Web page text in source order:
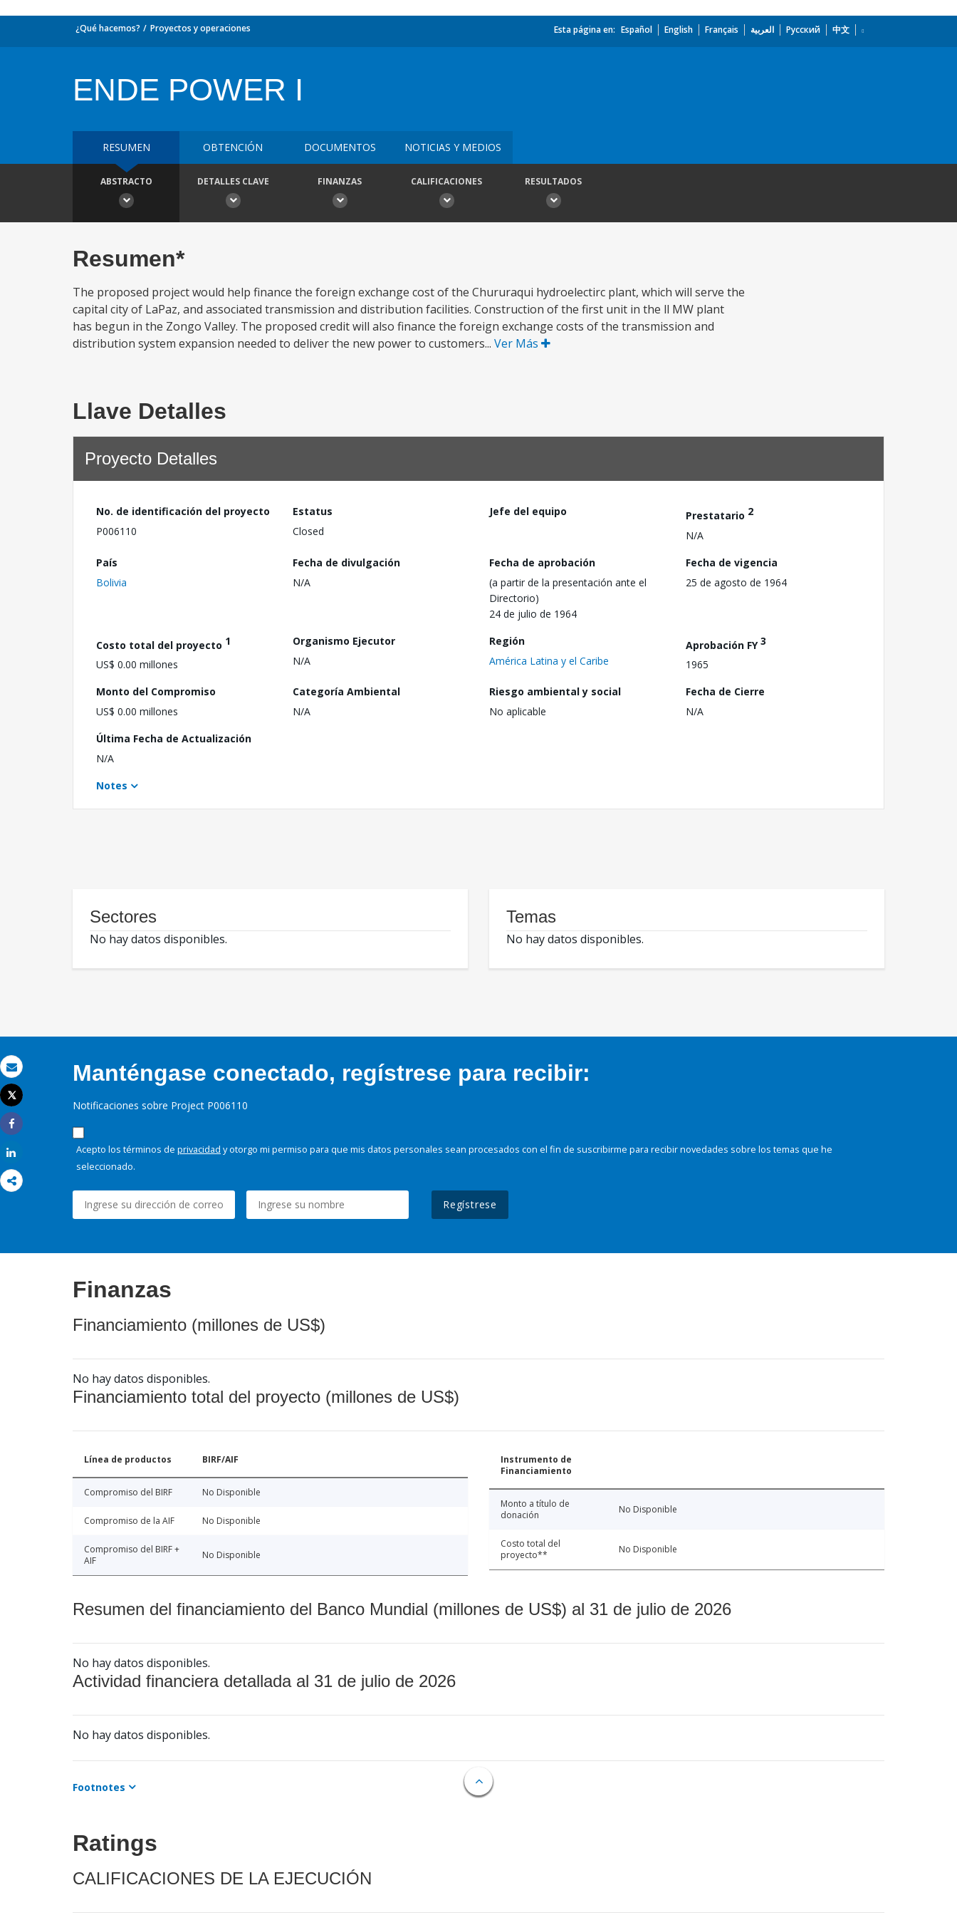
Correo electrónico
Imprimir
Tweet
Share
¿Qué hacemos? Proyectos y operaciones Esta página en: Español English Français العربية Русский 中文
ENDE POWER I
RESUMEN OBTENCIÓN DOCUMENTOS NOTICIAS Y MEDIOS
ABSTRACTO DETALLES CLAVE FINANZAS CALIFICACIONES RESULTADOS
Resumen*
The proposed project would help finance the foreign exchange cost of the Chururaqui hydroelectirc plant, which will serve the
capital city of LaPaz, and associated transmission and distribution facilities. Construction of the first unit in the ll MW plant
has begun in the Zongo Valley. The proposed credit will also finance the foreign exchange costs of the transmission and
distribution system expansion needed to deliver the new power to customers... Ver Más
Llave Detalles
Proyecto Detalles
No. de identificación del proyecto
P006110
Estatus
Closed
Jefe del equipo Prestatario 2
N/A
País
Bolivia
Fecha de divulgación
N/A
Fecha de aprobación
(a partir de la presentación ante el
Directorio)
24 de julio de 1964
Fecha de vigencia
25 de agosto de 1964
Costo total del proyecto 1
US$ 0.00 millones
Organismo Ejecutor
N/A
Región
América Latina y el Caribe
Aprobación FY3
1965
Monto del Compromiso
US$ 0.00 millones
Categoría Ambiental
N/A
Riesgo ambiental y social
No aplicable
Fecha de Cierre
N/A
Última Fecha de Actualización
N/A
Notes
Sectores
No hay datos disponibles.
Temas
No hay datos disponibles.
Manténgase conectado, regístrese para recibir:
Notificaciones sobre Project P006110
Acepto los términos de privacidad y otorgo mi permiso para que mis datos personales sean procesados con el fin de suscribirme para recibir novedades sobre los temas que he
seleccionado.
Regístrese
Finanzas
Financiamiento (millones de US$)
No hay datos disponibles.
Financiamiento total del proyecto (millones de US$)
Línea de productos BIRF/AIF
Compromiso del BIRF No Disponible
Compromiso de la AIF No Disponible
Compromiso del BIRF +
AIF
No Disponible
Instrumento de
Financiamiento
Monto a título de
donación
No Disponible
Costo total del
proyecto**
No Disponible
Resumen del financiamiento del Banco Mundial (millones de US$) al 31 de julio de 2026
No hay datos disponibles.
Actividad financiera detallada al 31 de julio de 2026
No hay datos disponibles.
Footnotes
Ratings
CALIFICACIONES DE LA EJECUCIÓN